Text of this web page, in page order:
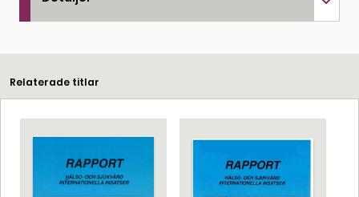
Relaterade titlar